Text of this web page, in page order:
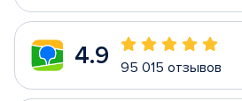
4.9 95 015 отзывов